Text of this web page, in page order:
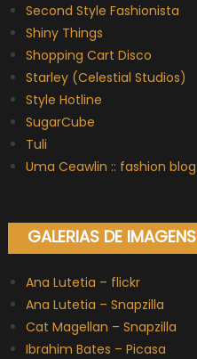
Second Style Fashionista
Shiny Things
Shopping Cart Disco
Starley (Celestial Studios)
Style Hotline
SugarCube
Tuli
Uma Ceawlin :: fashion blog
GALERIAS DE IMAGENS
Ana Lutetia – flickr
Ana Lutetia – Snapzilla
Cat Magellan – Snapzilla
Ibrahim Bates – Picasa